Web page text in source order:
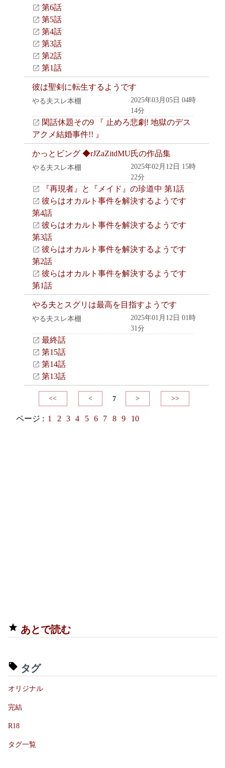
第6話
第5話
第4話
第3話
第2話
第1話
彼は聖剣に転生するようです
やる夫スレ本棚
2025年03月05日 04時
14分
閑話休題その9 『 止めろ悲劇! 地獄のデス
アクメ結婚事件!! 』
かっとビング ◆rJZaZitdMU氏の作品集
やる夫スレ本棚
2025年02月12日 15時
22分
『再現者』と『メイド』の珍道中 第1話
彼らはオカルト事件を解決するようです
第4話
彼らはオカルト事件を解決するようです
第3話
彼らはオカルト事件を解決するようです
第2話
彼らはオカルト事件を解決するようです
第1話
やる夫とスグリは最高を目指すようです
やる夫スレ本棚
2025年01月12日 01時
31分
最終話
第15話
第14話
第13話
<< < 7 > >>
ページ : 1 2 3 4 5 6 7 8 9 10
あとで読む
タグ
オリジナル
完結
R18
タグ一覧